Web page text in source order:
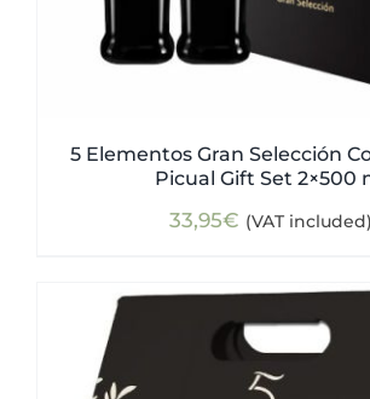
5 Elementos Gran Selección
Picual Gift Set 2×500
33,95€ (VAT included)